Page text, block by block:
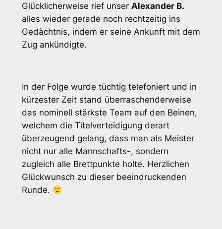
Glücklicherweise rief unser Alexander B.
alles wieder gerade noch rechtzeitig ins
Gedächtnis, indem er seine Ankunft mit dem
Zug ankündigte.
In der Folge wurde tüchtig telefoniert und in
kürzester Zeit stand überraschenderweise
das nominell stärkste Team auf den Beinen,
welchem die Titelverteidigung derart
überzeugend gelang, dass man als Meister
nicht nur alle Mannschafts-, sondern
zugleich alle Brettpunkte holte. Herzlichen
Glückwunsch zu dieser beeindruckenden
Runde.